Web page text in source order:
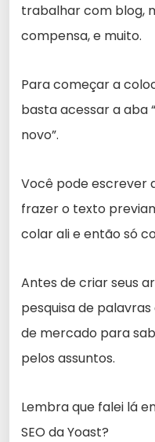
trabalhar com blog,
compensa, e muito.
Para começar a
basta acessar a aba
novo”.
Você pode escrever
frazer o texto
colar ali e então só
Antes de criar seus
pesquisa de
de mercado para
pelos assuntos.
Lembra que falei lá
SEO da Yoast?